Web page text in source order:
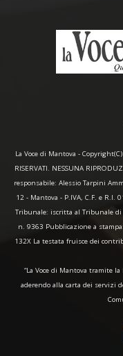
La Voce di Mantova -
RISERVATI. NESSUNA
responsabile: Alessio Tarpini
12 - Mantova - P.IVA, C.F. e R.I.
Tribunale: iscritta al Tribunale
n. 9363 Pubblicazione a
132X La testata fruisce dei
“La Voce di Mantova tramite
aderendo alla carta dei servizi